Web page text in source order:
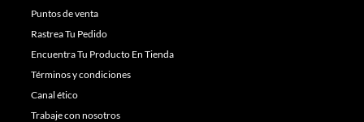
Puntos de venta
Rastrea Tu Pedido
Encuentra Tu Producto En Tienda
Términos y condiciones
Canal ético
Trabaje con nosotros